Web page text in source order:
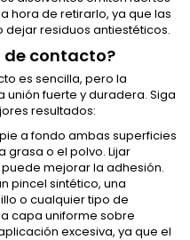
hora de retirarlo, ya que las
residuos antiestéticos.
de contacto?
es sencilla, pero la
fuerte y duradera. Siga
resultados:
a fondo ambas superficies
grasa o el polvo. Lijar
mejorar la adhesión.
pincel sintético, una
o cualquier tipo de
capa uniforme sobre
excesiva, ya que el